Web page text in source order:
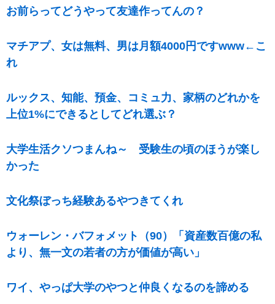
お前らってどうやって友達作ってんの？
マチアプ、女は無料、男は月額4000円ですwww←こ
れ
ルックス、知能、預金、コミュ力、家柄のどれかを
上位1%にできるとしてどれ選ぶ？
大学生活クソつまんね～ 受験生の頃のほうが楽し
かった
文化祭ぼっち経験あるやつきてくれ
ウォーレン・バフォメット（90）「資産数百億の私
より、無一文の若者の方が価値が高い」
ワイ、やっぱ大学のやつと仲良くなるのを諦める